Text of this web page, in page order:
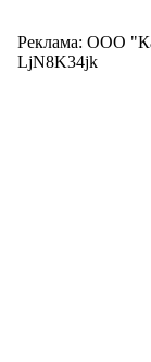
Реклама: ООО
LjN8K34jk